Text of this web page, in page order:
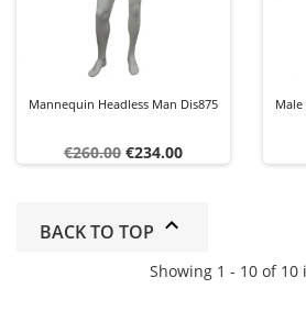
Mannequin Headless Man Dis875
Regular
€260.00 Price
€234.00
BACK TO TOP
Showing 1 - 10 of 10